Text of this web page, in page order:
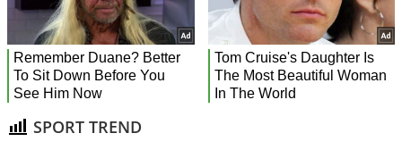
SPORT TREND